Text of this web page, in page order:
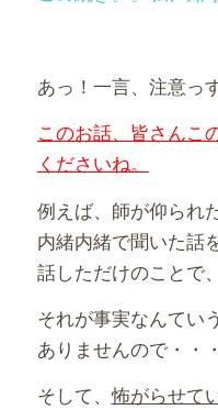
あっ！一言、注意っす
このお話、皆さんこ
くださいね。
例えば、師が仰られ
内緒内緒で聞いた話
話しただけのことで、
それが事実なんてい
ありませんので・・・
そして、怖がらせて